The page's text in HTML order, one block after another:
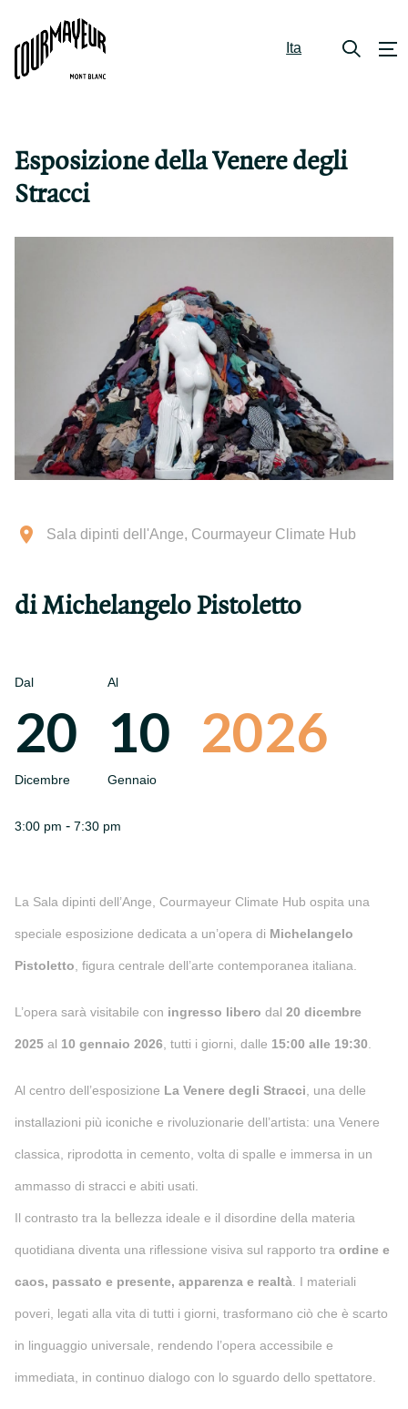
Ita
Esposizione della Venere degli
Stracci
Sala dipinti dell'Ange, Courmayeur Climate Hub
di Michelangelo Pistoletto
Dal
20
Dicembre
Al
10
Gennaio
2026
3:00 pm - 7:30 pm
La Sala dipinti dell’Ange, Courmayeur Climate Hub ospita una
speciale esposizione dedicata a un’opera di Michelangelo
Pistoletto , figura centrale dell’arte contemporanea italiana.
L’opera sarà visitabile con ingresso libero dal 20 dicembre
2025 al 10 gennaio 2026 , tutti i giorni, dalle 15:00 alle 19:30
Al centro dell’esposizione La Venere degli Stracci , una delle
installazioni più iconiche e rivoluzionarie dell’artista: una Venere
classica, riprodotta in cemento, volta di spalle e immersa in un
ammasso di stracci e abiti usati.
Il contrasto tra la bellezza ideale e il disordine della materia
quotidiana diventa una riflessione visiva sul rapporto tra ordine e
caos, passato e presente, apparenza e realtà . I materiali
poveri, legati alla vita di tutti i giorni, trasformano ciò che è scarto
in linguaggio universale, rendendo l’opera accessibile e
immediata, in continuo dialogo con lo sguardo dello spettatore.